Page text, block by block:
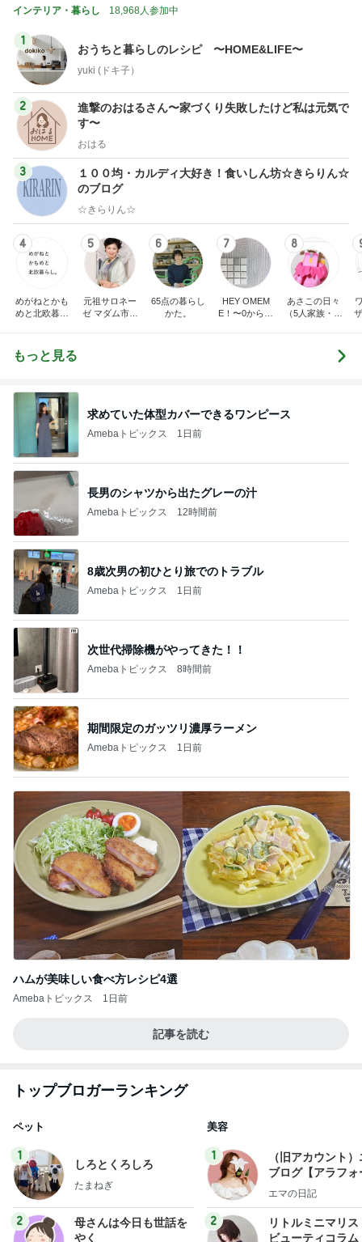
インテリア・暮らし 18,968人参加中
1
おうちと暮らしのレシピ 〜HOME&LIFE〜
yuki (ドキ子）
2
進撃のおはるさん〜家づくり失敗したけど私は元気で
す〜
おはる
3
１００均・カルディ大好き！食いしん坊☆きらりん☆
のブログ
☆きらりん☆
4
めがねとかも
めと北欧暮ら
5
元祖サロネー
ゼ マダム市川
6
65点の暮らし
かた。
7
HEY OMEM
E！〜0からの
8
あさこの日々
（5人家族・投
もっと見る
求めていた体型カバーできるワンピース
Amebaトピックス 1日前
長男のシャツから出たグレーの汁
Amebaトピックス 12時間前
8歳次男の初ひとり旅でのトラブル
Amebaトピックス 1日前
次世代掃除機がやってきた！！
Amebaトピックス 8時間前
期間限定のガッツリ濃厚ラーメン
Amebaトピックス 1日前
ハムが美味しい食べ方レシピ4選
Amebaトピックス 1日前
記事を読む
トップブロガーランキング
ペット
1
しろとくろしろ
たまねぎ
2
母さんは今日も世話を
やく
美容
1
（旧アカウント
ブログ【アラフォ
社売却セカンドラ
エマの日記
2
リトルミニマリス
ビューティコラ